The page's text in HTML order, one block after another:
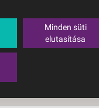
TIPPEK
Minden süti
elutasítása